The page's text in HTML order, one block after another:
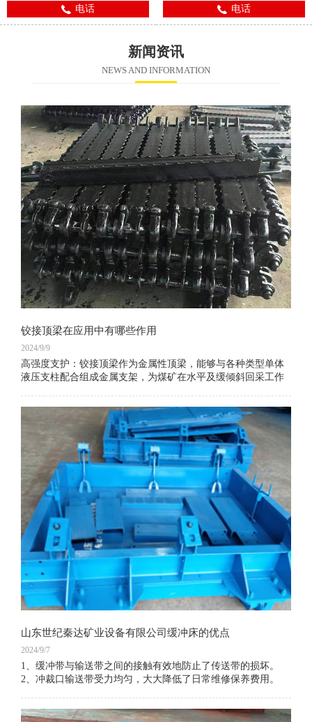
电话 电话
新闻资讯
NEWS AND INFORMATION
铰接顶梁在应用中有哪些作用
2024/9/9
高强度支护：铰接顶梁作为金属性顶梁，能够与各种类型单体
液压支柱配合组成金属支架，为煤矿在水平及缓倾斜回采工作
悬臂支护：铰接顶梁具有悬臂支护的特性，能够支护工作面煤
壁前边的运输机道上面的顶板，使煤壁与支柱间有较大的无支
护空间。这种支护方式不仅为采煤机提供了更广阔的施工空
间，还便于行人、行车和回采作业的进行。
​山东世纪秦达矿业设备有限公司缓冲床的优点
2024/9/7
1、缓冲带与输送带之间的接触有效地防止了传送带的损坏。
2、冲裁口输送带受力均匀，大大降低了日常维修保养费用。